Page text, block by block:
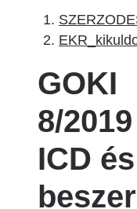
GOKI
8/
ICD